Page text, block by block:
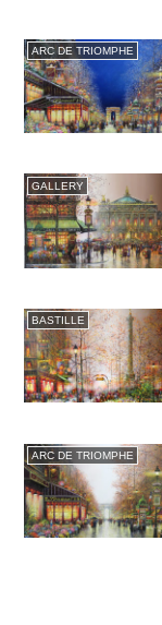
ARC DE TRIOMPHE
GALLERY
BASTILLE
ARC DE TRIOMPHE